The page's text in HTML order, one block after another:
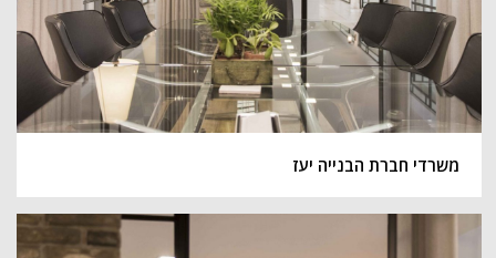
משרדי חברת הבנייה יעז